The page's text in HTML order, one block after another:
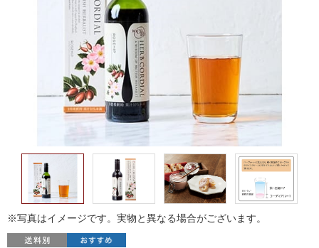
※写真はイメージです。実物と異なる場合がございます。